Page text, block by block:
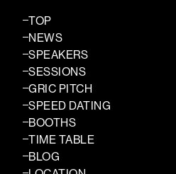
TOP
NEWS
SPEAKERS
SESSIONS
GRIC PITCH
SPEED DATING
BOOTHS
TIME TABLE
BLOG